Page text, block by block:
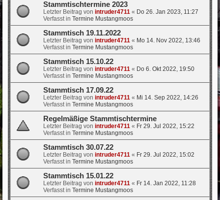
Stammtischtermine 2023
Letzter Beitrag von intruder4711 « Do 26. Jan 2023, 11:27
Verfasst in Termine Mustangmoos
Stammtisch 19.11.2022
Letzter Beitrag von intruder4711 « Mo 14. Nov 2022, 13:46
Verfasst in Termine Mustangmoos
Stammtisch 15.10.22
Letzter Beitrag von intruder4711 « Do 6. Okt 2022, 19:50
Verfasst in Termine Mustangmoos
Stammtisch 17.09.22
Letzter Beitrag von intruder4711 « Mi 14. Sep 2022, 14:26
Verfasst in Termine Mustangmoos
Regelmäßige Stammtischtermine
Letzter Beitrag von intruder4711 « Fr 29. Jul 2022, 15:22
Verfasst in Termine Mustangmoos
Stammtisch 30.07.22
Letzter Beitrag von intruder4711 « Fr 29. Jul 2022, 15:02
Verfasst in Termine Mustangmoos
Stammtisch 15.01.22
Letzter Beitrag von intruder4711 « Fr 14. Jan 2022, 11:28
Verfasst in Termine Mustangmoos